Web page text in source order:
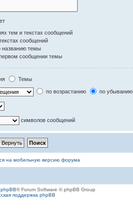
тем и текстах сообщений
сообщений
названию темы
сообщении темы
Темы
по возрастанию по убыванию
символов сообщений
на мобильную версию форума
phpBB® Forum Software © phpBB Group
поддержка phpBB